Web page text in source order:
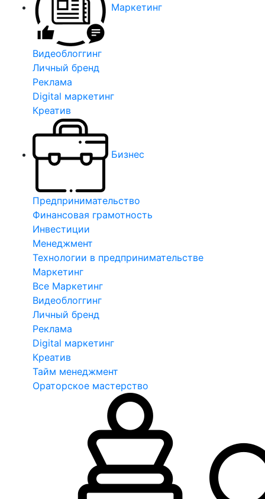
Маркетинг
Видеоблоггинг
Личный бренд
Реклама
Digital маркетинг
Креатив
Бизнес
Предпринимательство
Финансовая грамотность
Инвестиции
Менеджмент
Технологии в предпринимательстве
Маркетинг
Все Маркетинг
Видеоблоггинг
Личный бренд
Реклама
Digital маркетинг
Креатив
Тайм менеджмент
Ораторское мастерство